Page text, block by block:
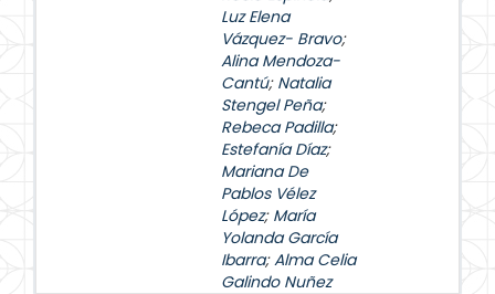
Luz Elena
Vázquez- Bravo;
Alina Mendoza-
Cantú; Natalia
Stengel Peña;
Rebeca Padilla;
Estefanía Díaz;
Mariana De
Pablos Vélez
López; María
Yolanda García
Ibarra;Alma Celia
Galindo Nuñez